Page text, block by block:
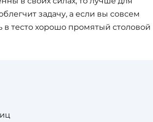
задачу, а если вы совсем
в тесто хорошо промятый столовой